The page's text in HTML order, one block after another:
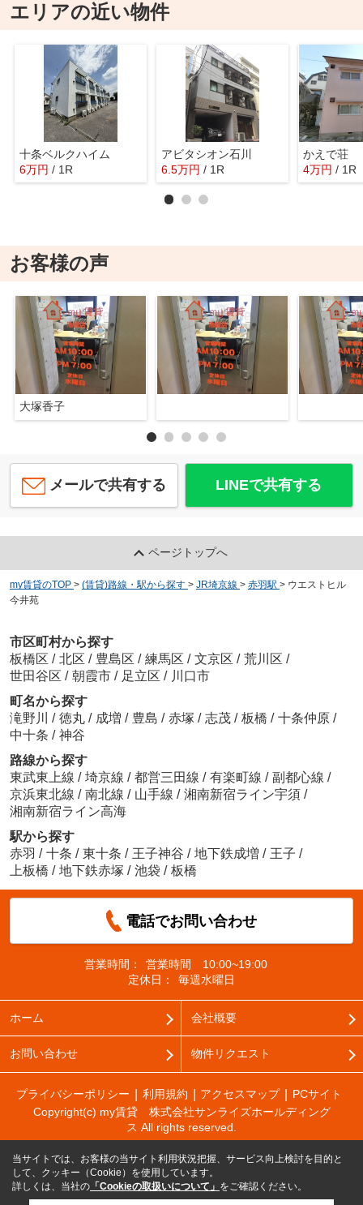
エリアの近い物件
十条ベルクハイム
6万円 / 1R
アビタシオン石川
6.5万円 / 1R
かえで荘
4万円 / 1R
お客様の声
大塚香子
メールで共有する LINEで共有する
ページトップへ
my賃貸のTOP > (賃貸)路線・駅から探す > JR埼京線 > 赤羽駅 > ウエストヒル
今井苑
市区町村から探す
板橋区 / 北区 / 豊島区 / 練馬区 / 文京区 / 荒川区 /
世田谷区 / 朝霞市 / 足立区 / 川口市
町名から探す
滝野川 / 徳丸 / 成増 / 豊島 / 赤塚 / 志茂 / 板橋 / 十条仲原 /
中十条 / 神谷
路線から探す
東武東上線 / 埼京線 / 都営三田線 / 有楽町線 / 副都心線 /
京浜東北線 / 南北線 / 山手線 / 湘南新宿ライン宇須 /
湘南新宿ライン高海
駅から探す
赤羽 / 十条 / 東十条 / 王子神谷 / 地下鉄成増 / 王子 /
上板橋 / 地下鉄赤塚 / 池袋 / 板橋
電話でお問い合わせ
営業時間：
営業時間 10:00~19:00
定休日：
毎週水曜日
ホーム 会社概要
お問い合わせ 物件リクエスト
プライバシーポリシー 利用規約 アクセスマップ
PCサイト
Copyright(c) my賃貸 株式会社サンライズホールディング
ス All rights reserved.
当サイトでは、お客様の当サイト利用状況把握、サービス向上検討を目的と
して、クッキー（Cookie）を使用しています。
詳しくは、当社の 「Cookieの取扱いについて」 をご確認ください。